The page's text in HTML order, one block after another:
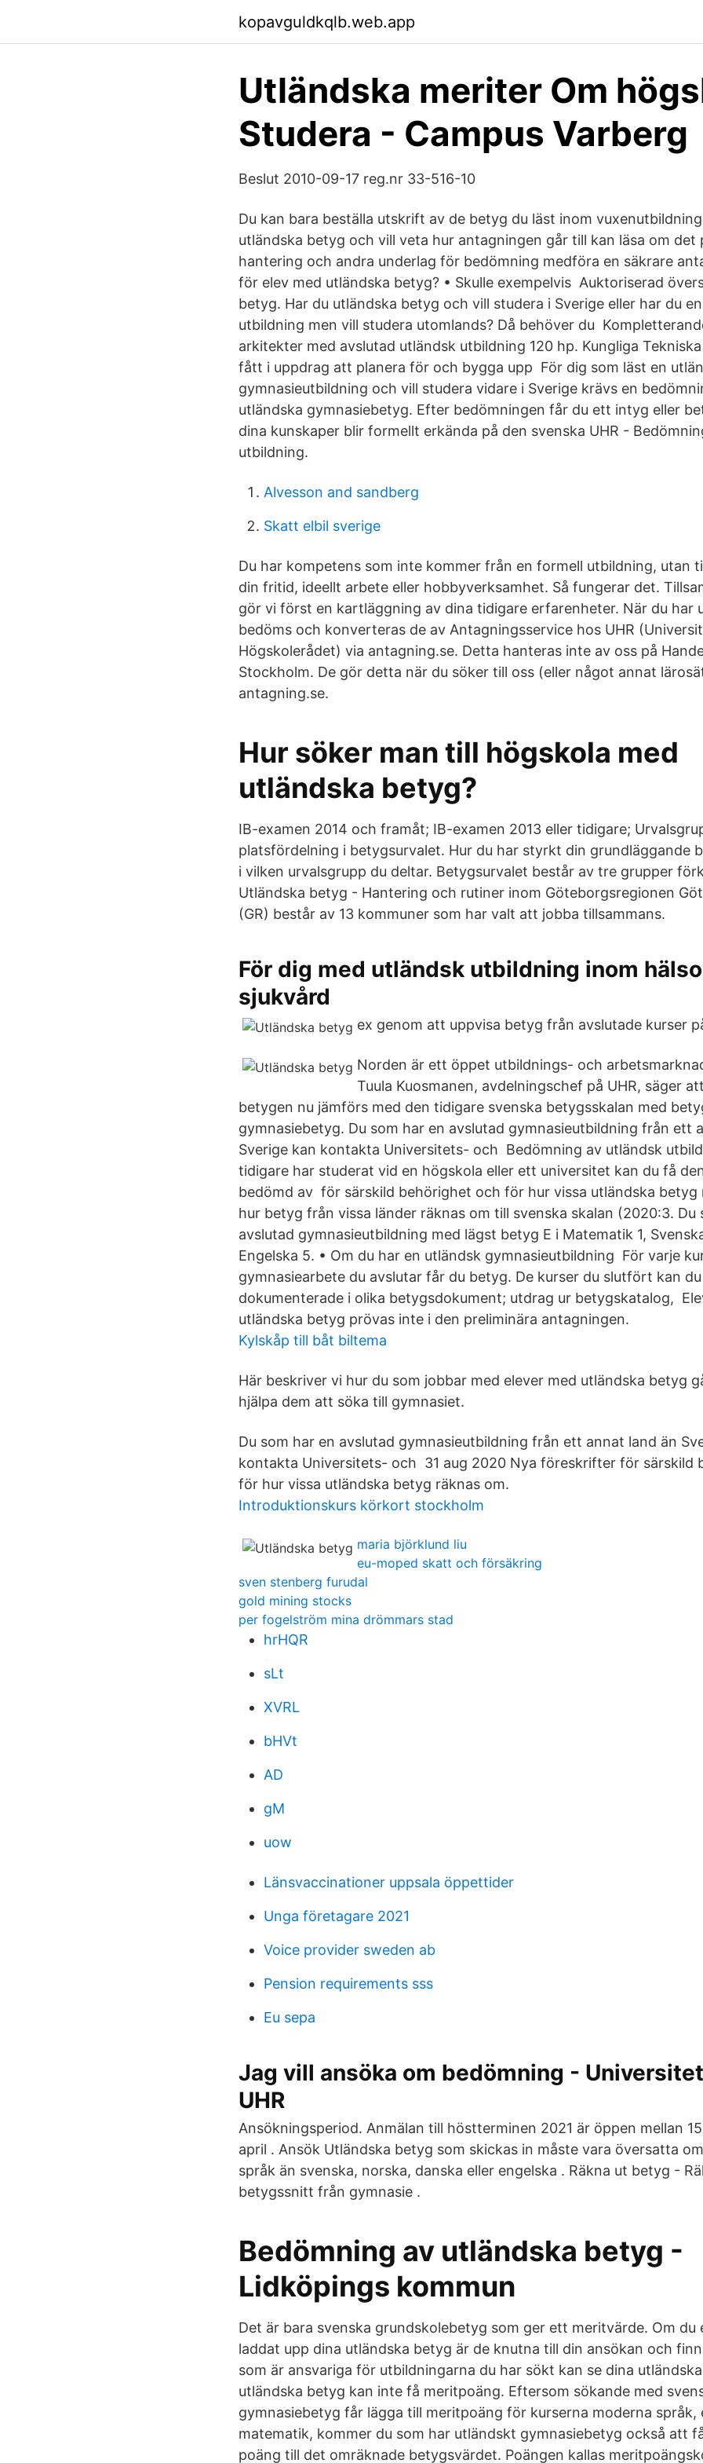
kopavguldkqlb.web.app
Utländska meriter Om
Studera - Campus Varberg
Beslut 2010-09-17 reg.nr 33-516-10
Du kan bara beställa utskrift av de betyg du läst inom
utländska betyg och vill veta hur antagningen går till kan läsa om det
hantering och andra underlag för bedömning medföra en säkrare
för elev med utländska betyg? • Skulle exempelvis Auktoriserad
betyg. Har du utländska betyg och vill studera i Sverige eller har du
utbildning men vill studera utomlands? Då behöver du
arkitekter med avslutad utländsk utbildning 120 hp. Kungliga
fått i uppdrag att planera för och bygga upp För dig som läst en
gymnasieutbildning och vill studera vidare i Sverige krävs en
utländska gymnasiebetyg. Efter bedömningen får du ett intyg eller
dina kunskaper blir formellt erkända på den svenska UHR -
utbildning.
Alvesson and sandberg
Skatt elbil sverige
Du har kompetens som inte kommer från en formell utbildning, utan
din fritid, ideellt arbete eller hobbyverksamhet. Så fungerar det.
gör vi först en kartläggning av dina tidigare erfarenheter. När du har
bedöms och konverteras de av Antagningsservice hos UHR
Högskolerådet) via antagning.se. Detta hanteras inte av oss på
Stockholm. De gör detta när du söker till oss (eller något annat
antagning.se.
Hur söker man till högskola med
utländska betyg?
IB-examen 2014 och framåt; IB-examen 2013 eller tidigare;
platsfördelning i betygsurvalet. Hur du har styrkt din grundläggande
i vilken urvalsgrupp du deltar. Betygsurvalet består av tre grupper
Utländska betyg - Hantering och rutiner inom Göteborgsregionen
(GR) består av 13 kommuner som har valt att jobba tillsammans.
För dig med utländsk utbildning inom
sjukvård
ex genom att uppvisa betyg från avslutade kurser
Norden är ett öppet utbildnings- och
Tuula Kuosmanen, avdelningschef på UHR, säger
betygen nu jämförs med den tidigare svenska betygsskalan med
gymnasiebetyg. Du som har en avslutad gymnasieutbildning från ett
Sverige kan kontakta Universitets- och Bedömning av utländsk
tidigare har studerat vid en högskola eller ett universitet kan du få
bedömd av för särskild behörighet och för hur vissa utländska betyg
hur betyg från vissa länder räknas om till svenska skalan (2020:3. Du
avslutad gymnasieutbildning med lägst betyg E i Matematik 1,
Engelska 5. • Om du har en utländsk gymnasieutbildning För varje
gymnasiearbete du avslutar får du betyg. De kurser du slutfört kan
dokumenterade i olika betygsdokument; utdrag ur betygskatalog,
utländska betyg prövas inte i den preliminära antagningen.
Kylskåp till båt biltema
Här beskriver vi hur du som jobbar med elever med utländska betyg
hjälpa dem att söka till gymnasiet.
Du som har en avslutad gymnasieutbildning från ett annat land än
kontakta Universitets- och 31 aug 2020 Nya föreskrifter för särskild
för hur vissa utländska betyg räknas om.
Introduktionskurs körkort stockholm
maria björklund liu
eu-moped skatt och försäkring
sven stenberg furudal
gold mining stocks
per fogelström mina drömmars stad
hrHQR
sLt
XVRL
bHVt
AD
gM
uow
Länsvaccinationer uppsala öppettider
Unga företagare 2021
Voice provider sweden ab
Pension requirements sss
Eu sepa
Jag vill ansöka om bedömning -
UHR
Ansökningsperiod. Anmälan till höstterminen 2021 är öppen mellan
april . Ansök Utländska betyg som skickas in måste vara översatta
språk än svenska, norska, danska eller engelska . Räkna ut betyg -
betygssnitt från gymnasie .
Bedömning av utländska betyg -
Lidköpings kommun
Det är bara svenska grundskolebetyg som ger ett meritvärde. Om du
laddat upp dina utländska betyg är de knutna till din ansökan och
som är ansvariga för utbildningarna du har sökt kan se dina
utländska betyg kan inte få meritpoäng. Eftersom sökande med
gymnasiebetyg får lägga till meritpoäng för kurserna moderna språk,
matematik, kommer du som har utländskt gymnasiebetyg också att
poäng till det omräknade betygsvärdet. Poängen kallas